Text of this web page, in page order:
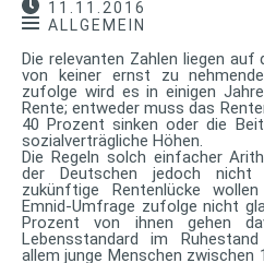
11.11.2016
ALLGEMEIN
Die relevanten Zahlen liegen
von keiner ernst zu
zufolge wird es in einigen
Rente; entweder muss das
40 Prozent sinken oder die
sozialverträgliche Höhen.
Die Regeln solch einfacher
der Deutschen jedoch
zukünftige Rentenlücke
Emnid-Umfrage zufolge nicht
Prozent von ihnen gehen
Lebensstandard im
allem junge Menschen zwischen